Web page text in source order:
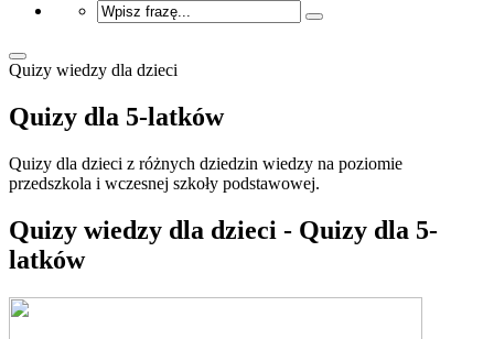
Quizy wiedzy dla dzieci
Quizy dla 5-latków
Quizy dla dzieci z różnych dziedzin wiedzy na poziomie
przedszkola i wczesnej szkoły podstawowej.
Quizy wiedzy dla dzieci - Quizy dla 5-
latków